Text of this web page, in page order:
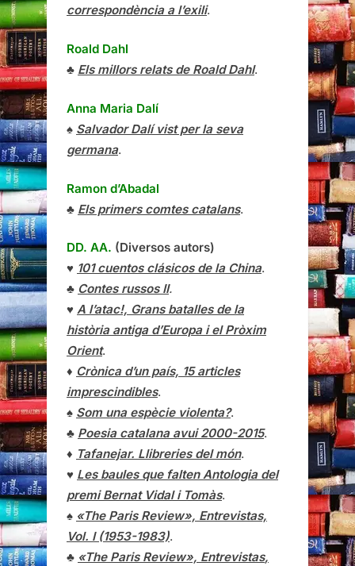
correspondència a l’exili.
Roald Dahl
♣ Els millors relats de Roald Dahl.
Anna Maria Dalí
♠ Salvador Dalí vist per la seva
germana.
Ramon d’Abadal
♣ Els primers comtes catalans.
DD. AA. (Diversos autors)
♥ 101 cuentos clásicos de la China.
♣ Contes russos II.
♥ A l’atac!, Grans batalles de la
història antiga d’Europa i el Pròxim
Orient.
♦ Crònica d’un país, 15 articles
imprescindibles.
♠ Som una espècie violenta?.
♣ Poesia catalana avui 2000-2015.
♦ Tafanejar. Llibreries del món.
♥ Les baules que falten Antologia del
premi Bernat Vidal i Tomàs.
♠ «The Paris Review», Entrevistas,
Vol. I (1953-1983).
♣ «The Paris Review», Entrevistas,